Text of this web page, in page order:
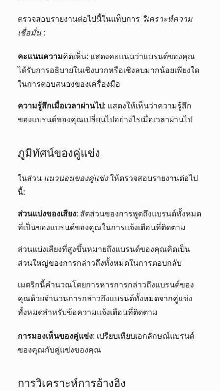
ตรวจสอบรายงานต่อไปนี้ในแท็บการ วิเคราะห์ความ
เชื่อมั่น :
คะแนนความคิดเห็น: แสดงคะแนนว่าแบรนด์ของคุณ
ได้รับการอธิบายในเชิงบวกหรือเชิงลบมากน้อยเพียงใด
ในการตอบสนองของเครื่องมือ
ความรู้สึกเมื่อเวลาผ่านไป: แสดงให้เห็นว่าความรู้สึก
ของแบรนด์ของคุณเปลี่ยนไปอย่างไรเมื่อเวลาผ่านไป
ภูมิทัศน์ของคู่แข่ง
ในส่วน แนวนอนของคู่แข่งให้ตรวจสอบรายงานต่อไป
นี้:
ส่วนแบ่งของเสียง: สัดส่วนของการพูดถึงแบรนด์ทั้งหมด
ที่เป็นของแบรนด์ของคุณในการแจ้งเตือนที่ติดตาม
ส่วนแบ่งเสียงที่สูงขึ้นหมายถึงแบรนด์ของคุณคิดเป็น
ส่วนใหญ่ของการกล่าวถึงทั้งหมดในการตอบกลับ
เมตริกนี้คำนวณโดยการหารการกล่าวถึงแบรนด์ของ
คุณด้วยจำนวนการกล่าวถึงแบรนด์ทั้งหมดจากคู่แข่ง
ทั้งหมดสำหรับข้อความแจ้งเตือนที่ติดตาม
การมองเห็นของคู่แข่ง: เปรียบเทียบเอกลักษณ์แบรนด์
ของคุณกับคู่แข่งของคุณ
การวิเคราะห์การอ้างอิง